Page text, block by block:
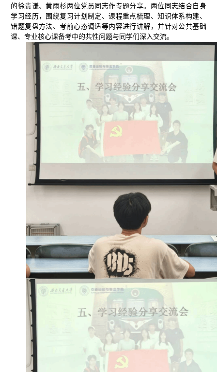
的徐贵谦、黄雨杉两位党员同志作专题分享。两位同志结合自身
学习经历，围绕复习计划制定、课程重点梳理、知识体系构建、
错题复盘方法、考前心态调适等内容进行讲解，并针对公共基础
课、专业核心课备考中的共性问题与同学们深入交流。